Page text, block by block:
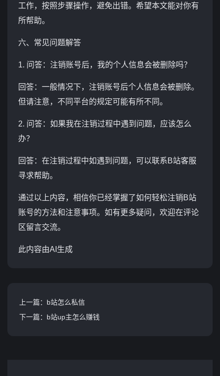
工作，按照步骤操作，避免出错。希望本文能对你有
所帮助。
六、常见问题解答
1. 问答：注销账号后，我的个人信息会被删除吗？
回答：一般情况下，注销账号后个人信息会被删除。
但请注意，不同平台的规定可能有所不同。
2. 问答：如果我在注销过程中遇到问题，应该怎么
办？
回答：在注销过程中如遇到问题，可以联系B站客服
寻求帮助。
通过以上内容，相信你已经掌握了如何轻松注销B站
账号的方法和注意事项。如有更多疑问，欢迎在评论
区留言交流。
此内容由AI生成
上一篇：b站怎么私信
下一篇：b站up主怎么赚钱